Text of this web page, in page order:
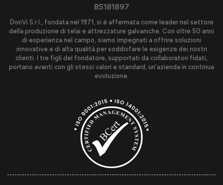
BS181897
DonVi S.r.l., fondata nel 1971, si è affermata come leader nel settore
della produzione di telai e attrezzature galvaniche. Con oltre 50 anni
di esperienza nel campo, siamo impegnati a offrire soluzioni
innovative e di alta qualità per soddisfare le esigenze dei nostri
clienti. I tre figli del fondatore, supportati da collaboratori fidati,
portano avanti con gli stessi valori e standard, un'azienda in continua
evoluzione.